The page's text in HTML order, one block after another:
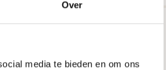
Over
media te bieden en om ons